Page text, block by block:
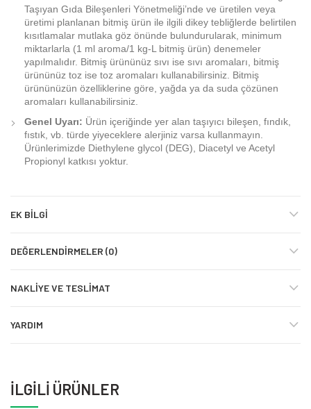
Taşıyan Gıda Bileşenleri Yönetmeliği’nde ve üretilen veya
üretimi planlanan bitmiş ürün ile ilgili dikey tebliğlerde belirtilen
kısıtlamalar mutlaka göz önünde bulundurularak, minimum
miktarlarla (1 ml aroma/1 kg-L bitmiş ürün) denemeler
yapılmalıdır. Bitmiş ürününüz sıvı ise sıvı aromaları, bitmiş
ürününüz toz ise toz aromaları kullanabilirsiniz. Bitmiş
ürününüzün özelliklerine göre, yağda ya da suda çözünen
aromaları kullanabilirsiniz.
Genel Uyarı: Ürün içeriğinde yer alan taşıyıcı bileşen, fındık,
fıstık, vb. türde yiyeceklere alerjiniz varsa kullanmayın.
Ürünlerimizde Diethylene glycol (DEG), Diacetyl ve Acetyl
Propionyl katkısı yoktur.
EK BILGI
DEĞERLENDIRMELER (0)
NAKLIYE VE TESLIMAT
YARDIM
İLGILI ÜRÜNLER